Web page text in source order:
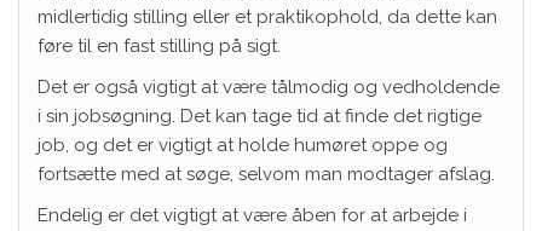
midlertidig stilling eller et praktikophold, da dette kan
føre til en fast stilling på sigt.
Det er også vigtigt at være tålmodig og vedholdende
i sin jobsøgning. Det kan tage tid at finde det rigtige
job, og det er vigtigt at holde humøret oppe og
fortsætte med at søge, selvom man modtager afslag.
Endelig er det vigtigt at være åben for at arbejde i